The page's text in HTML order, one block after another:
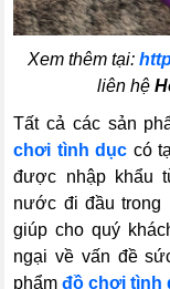
Xem thêm tại:
liên hệ
Tất cả các sản
chơi tình dục có
được nhập khẩu
nước đi đầu trong
giúp cho quý
ngại về vấn đề
phẩmđồ chơi tình